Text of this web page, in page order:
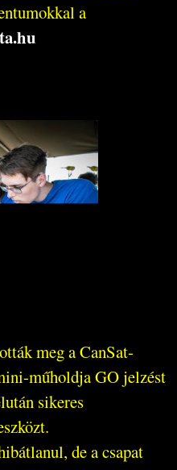
a
meg a CanSat-
műholdja GO jelzést
sikeres
de a csapat